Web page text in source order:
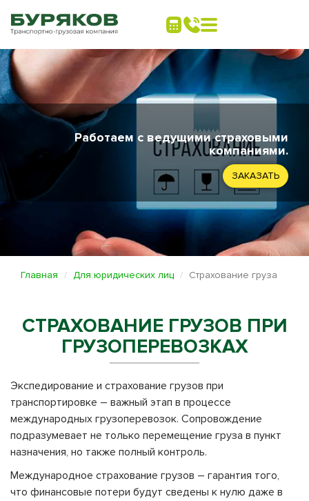
Работаем с ведущими страховыми
компаниями.
ЗАКАЗАТЬ
Главная Для юридических лиц Страхование груза
СТРАХОВАНИЕ ГРУЗОВ ПРИ
ГРУЗОПЕРЕВОЗКАХ
Экспедирование и страхование грузов при
транспортировке – важный этап в процессе
международных грузоперевозок. Сопровождение
подразумевает не только перемещение груза в пункт
назначения, но также полный контроль.
Международное страхование грузов – гарантия того,
что финансовые потери будут сведены к нулю даже в